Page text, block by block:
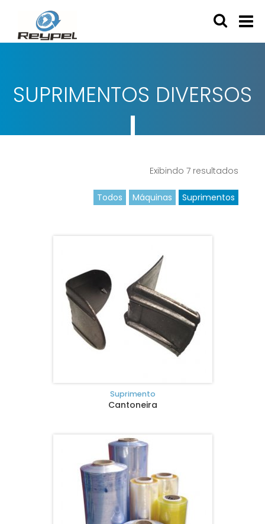
SUPRIMENTOS DIVERSOS
Exibindo 7 resultados
Todos Máquinas Suprimentos
Suprimento
Cantoneira